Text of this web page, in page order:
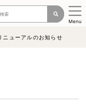
Menu
ニューアルのお知らせ